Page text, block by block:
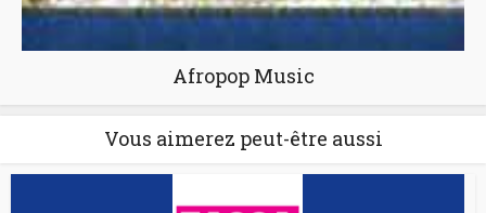
Afropop Music
Vous aimerez peut-être aussi